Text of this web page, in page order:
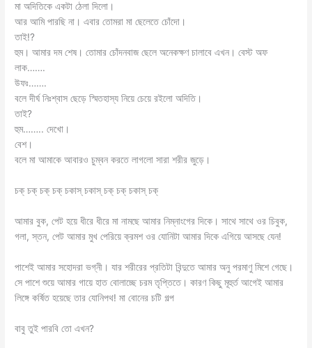
মা অদিতিকে একটা ঠেলা দিলো।
আর আমি পারছি না। এবার তোমরা মা ছেলেতে চোঁদো।
তাই!?
হুম। আমার দম শেষ। তোমার চোঁদনবাজ ছেলে অনেকক্ষণ চালাবে এখন। বেস্ট অফ
লাক…….
উফঃ…….
বলে দীর্ঘ নিঃশ্বাস ছেড়ে স্মিতহাস্য নিয়ে চেয়ে রইলো অদিতি।
তাই?
হুম…….. দেখো।
বেশ।
বলে মা আমাকে আবারও চুম্বন করতে লাগলো সারা শরীর জুড়ে।
চক্ চক্ চক্ চক্ চকাস্ চকাস্ চক্ চক্ চকাস্ চক্
আমার বুক, পেট হয়ে ধীরে ধীরে মা নামছে আমার নিম্নাংগের দিকে। সাথে সাথে ওর চিবুক,
গলা, স্তন, পেট আমার মুখ পেরিয়ে ক্রমশ ওর যোনিটা আমার দিকে এগিয়ে আসছে যেন!
পাশেই আমার সহোদরা ভগ্নী। যার শরীরের প্রতিটা বিন্দুতে আমার অনু পরমাণু মিশে গেছে।
সে পাশে শুয়ে আমার গায়ে হাত বোলাচ্ছে চরম তৃপ্তিতে। কারণ কিছু মূহুর্ত আগেই আমার
লিঙ্গে কর্ষিত হয়েছে তার যোনিপথ! মা বোনের চটি গল্প
বাবু তুই পারবি তো এখন?